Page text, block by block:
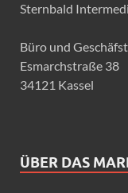
Sternbald
Büro und
Esmarchstraße 38
34121 Kassel
ÜBER DAS